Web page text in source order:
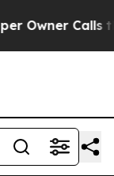
Calls